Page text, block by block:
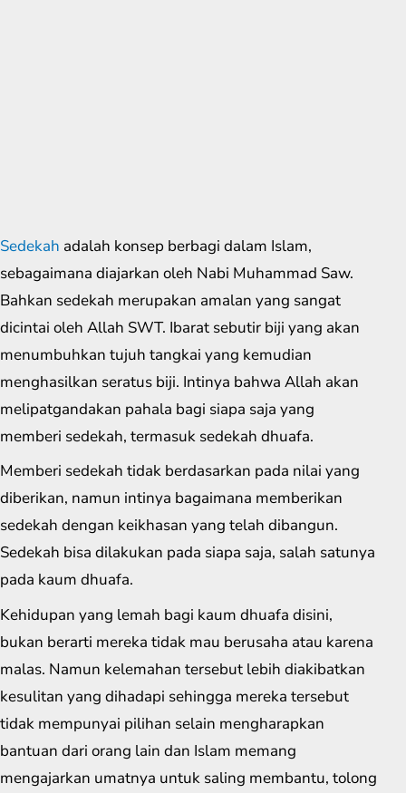
Sedekah adalah konsep berbagi dalam Islam,
sebagaimana diajarkan oleh Nabi Muhammad Saw.
Bahkan sedekah merupakan amalan yang sangat
dicintai oleh Allah SWT. Ibarat sebutir biji yang akan
menumbuhkan tujuh tangkai yang kemudian
menghasilkan seratus biji. Intinya bahwa Allah akan
melipatgandakan pahala bagi siapa saja yang
memberi sedekah, termasuk sedekah dhuafa.
Memberi sedekah tidak berdasarkan pada nilai yang
diberikan, namun intinya bagaimana memberikan
sedekah dengan keikhasan yang telah dibangun.
Sedekah bisa dilakukan pada siapa saja, salah satunya
pada kaum dhuafa.
Kehidupan yang lemah bagi kaum dhuafa disini,
bukan berarti mereka tidak mau berusaha atau karena
malas. Namun kelemahan tersebut lebih diakibatkan
kesulitan yang dihadapi sehingga mereka tersebut
tidak mempunyai pilihan selain mengharapkan
bantuan dari orang lain dan Islam memang
mengajarkan umatnya untuk saling membantu, tolong